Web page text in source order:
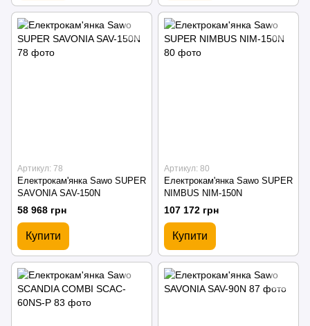
Артикул: 78
Електрокам'янка Sawo SUPER
SAVONIA SAV-150N
58 968 грн
Купити
Артикул: 80
Електрокам'янка Sawo SUPER
NIMBUS NIM-150N
107 172 грн
Купити